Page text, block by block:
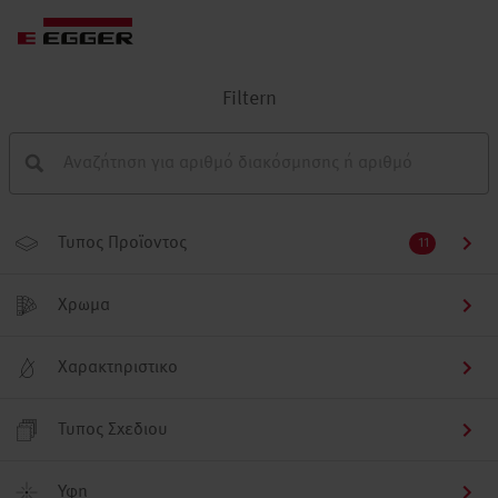
Filtern
Τυπος Προϊοντος 11
Χρωμα
Χαρακτηριστικο
Τυπος Σχεδιου
Υφη